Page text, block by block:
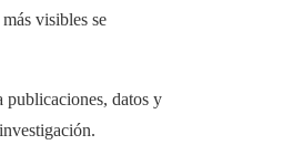
visibles se
publicaciones, datos y